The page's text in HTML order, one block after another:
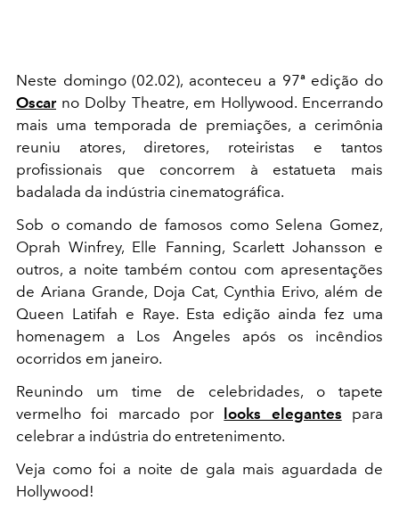
Neste domingo (02.02), aconteceu a 97ª edição do
Oscarno Dolby Theatre, em Hollywood. Encerrando
mais uma temporada de premiações, a cerimônia
reuniu atores, diretores, roteiristas e tantos
profissionais que concorrem à estatueta mais
badalada da indústria cinematográfica.
Sob o comando de famosos como Selena Gomez,
Oprah Winfrey, Elle Fanning, Scarlett Johansson e
outros, a noite também contou com apresentações
de Ariana Grande, Doja Cat, Cynthia Erivo, além de
Queen Latifah e Raye. Esta edição ainda fez uma
homenagem a Los Angeles após os incêndios
ocorridos em janeiro.
Reunindo um time de celebridades, o tapete
vermelho foi marcado por looks elegantes para
celebrar a indústria do entretenimento.
Veja como foi a noite de gala mais aguardada de
Hollywood!